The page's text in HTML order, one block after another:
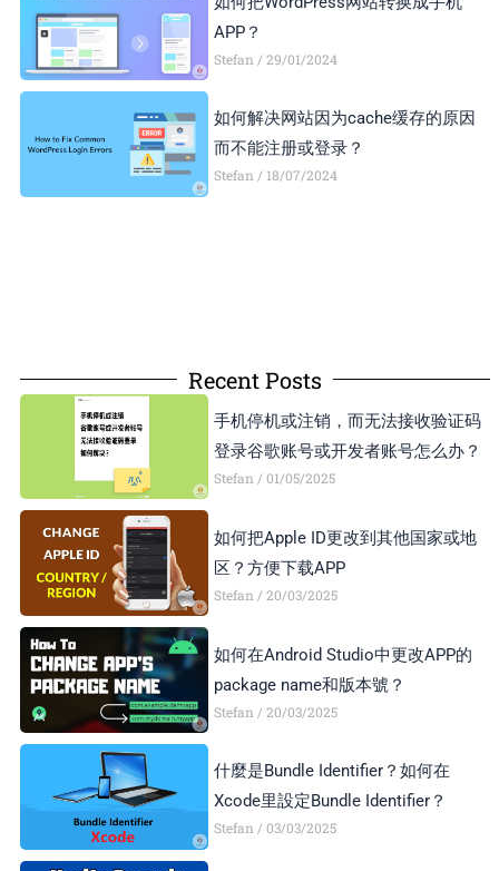
APP？
Stefan 29/01/2024
如何解决网站因为cache缓存的原因
而不能注册或登录？
Stefan 18/07/2024
Recent Posts
手机停机或注销，而无法接收验证码
登录谷歌账号或开发者账号怎么办？
Stefan 01/05/2025
如何把Apple ID更改到其他国家或地
区？方便下载APP
Stefan 20/03/2025
如何在Android Studio中更改APP的
package name和版本號？
Stefan 20/03/2025
什麼是Bundle Identifier？如何在
Xcode里設定Bundle Identifier？
Stefan 03/03/2025